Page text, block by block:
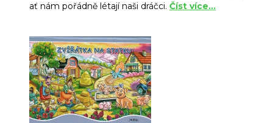
ať nám pořádně létají naši dráčci. Číst více…